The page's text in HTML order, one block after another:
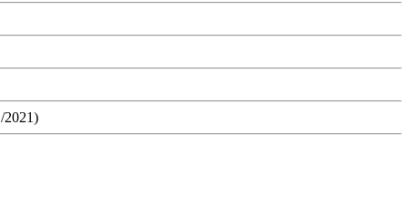
2021)